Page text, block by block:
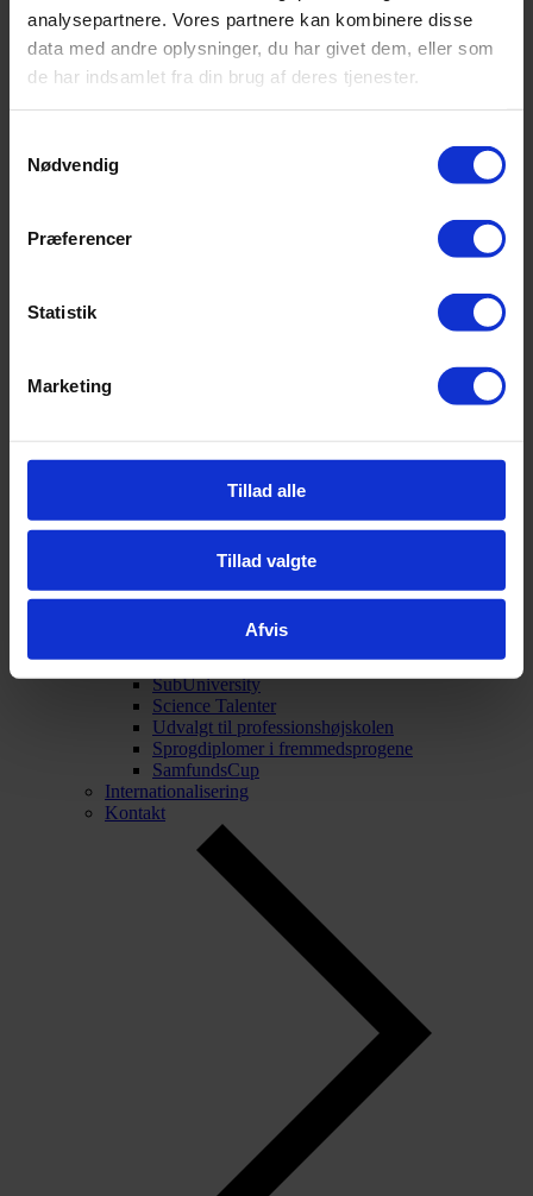
analysepartnere. Vores partnere kan kombinere disse
data med andre oplysninger, du har givet dem, eller som
de har indsamlet fra din brug af deres tjenester.
Nødvendig
Præferencer
Statistik
Marketing
Tillad alle
Tillad valgte
Afvis
TilbageTalentarbejde
Talentarbejde
Projekt Forskerspirer
Akademiet for Talentfulde Unge
SubUniversity
Science Talenter
Udvalgt til professionshøjskolen
Sprogdiplomer i fremmedsprogene
SamfundsCup
Internationalisering
Kontakt